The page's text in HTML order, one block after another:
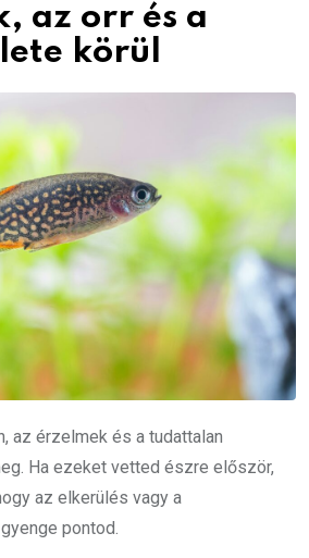
az orr és a
körül
az érzelmek és a tudattalan
Ha ezeket vetted észre először,
az elkerülés vagy a
pontod.